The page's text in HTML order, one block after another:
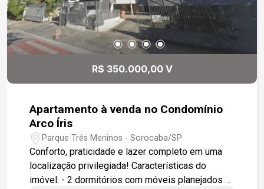
lugar perfeito para viver bem!
R$ 350.000,00 V
Apartamento à venda no Condomínio
Arco Íris
Parque Três Meninos - Sorocaba/SP
Conforto, praticidade e lazer completo em uma
localização privilegiada! Características do
imóvel: - 2 dormitórios com móveis planejados -